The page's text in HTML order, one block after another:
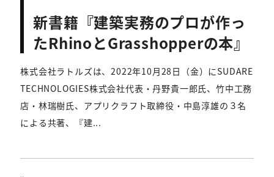
新書籍『建築実務のプロが作っ
たRhinoとGrasshopperの本』
株式会社ラトルズは、2022年10月28日（金）にSUDARE
TECHNOLOGIES株式会社代表・丹野貴一郎氏、竹中工務
店・林瑞樹氏、アプリクラフト取締役・中島淳雄の３名
による共著、『建...